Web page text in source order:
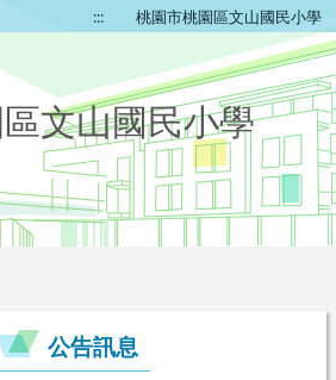
::: 桃園市桃園區文山國民小學
文山國民小學
公告訊息